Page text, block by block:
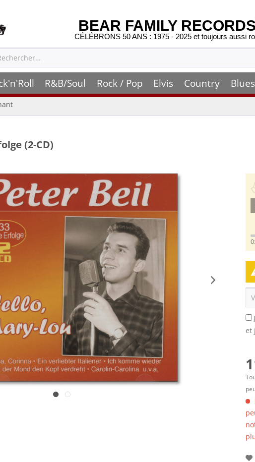
BEAR FAMILY RECORDS
CÉLÉBRONS 50 ANS : 1975 - 2025 et toujours aussi
R&B/Soul Rock / Pop Elvis Country Blues
(2-CD)
et